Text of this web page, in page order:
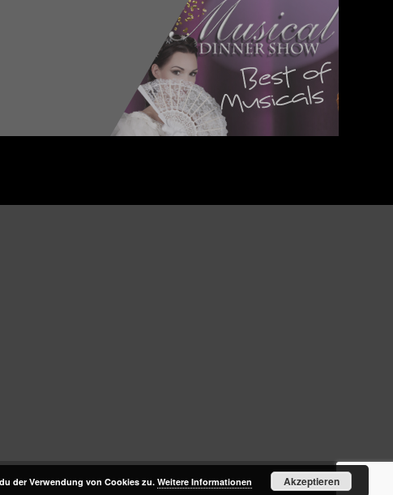
der Verwendung von Cookies zu.Weitere Informationen Akzeptieren